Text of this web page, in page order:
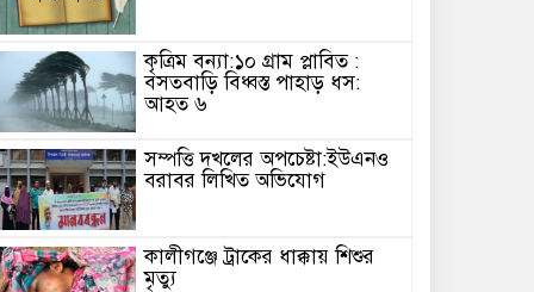
কৃত্রিম বন্যা:১০ গ্রাম প্লাবিত :
বসতবাড়ি বিধ্বস্ত পাহাড় ধস:
আহত ৬
সম্পত্তি দখলের অপচেষ্টা:ইউএনও
বরাবর লিখিত অভিযোগ
কালীগঞ্জে ট্রাকের ধাক্কায় শিশুর
মৃত্যু